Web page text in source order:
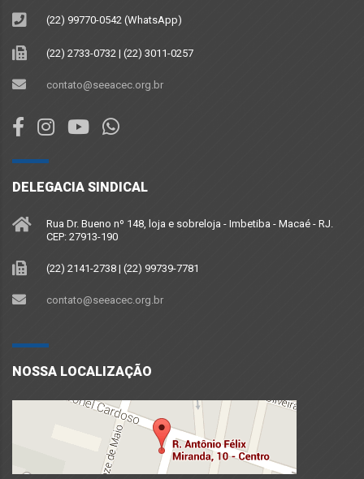
(22) 99770-0542 (WhatsApp)
(22) 2733-0732 | (22) 3011-0257
contato@seeacec.org.br
DELEGACIA SINDICAL
Rua Dr. Bueno nº 148, loja e sobreloja - Imbetiba - Macaé - RJ.
CEP: 27913-190
(22) 2141-2738 | (22) 99739-7781
contato@seeacec.org.br
NOSSA LOCALIZAÇÃO